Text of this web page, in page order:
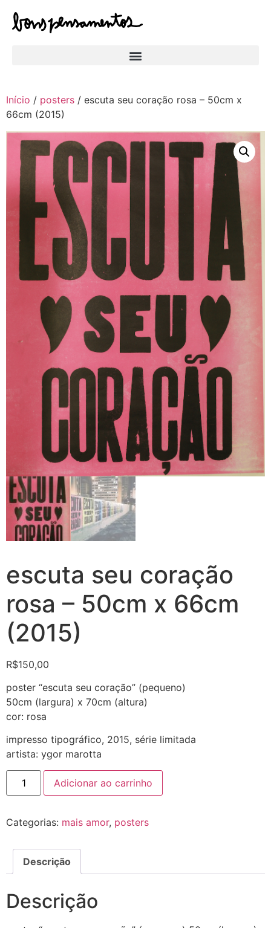
Início / posters / escuta seu coração rosa – 50cm x
66cm (2015)
escuta seu coração
rosa – 50cm x 66cm
(2015)
R$150,00
poster “escuta seu coração” (pequeno)
50cm (largura) x 70cm (altura)
cor: rosa
impresso tipográfico, 2015, série limitada
artista: ygor marotta
Adicionar ao carrinho
Categorias: mais amor, posters
Descrição
Descrição